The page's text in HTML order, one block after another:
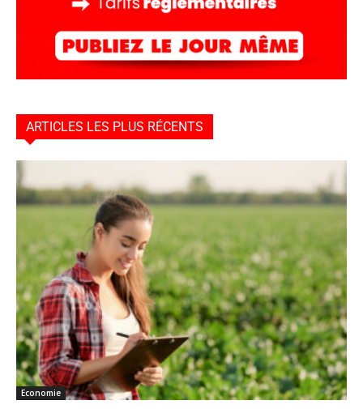
ARTICLES LES PLUS RÉCENTS
Economie